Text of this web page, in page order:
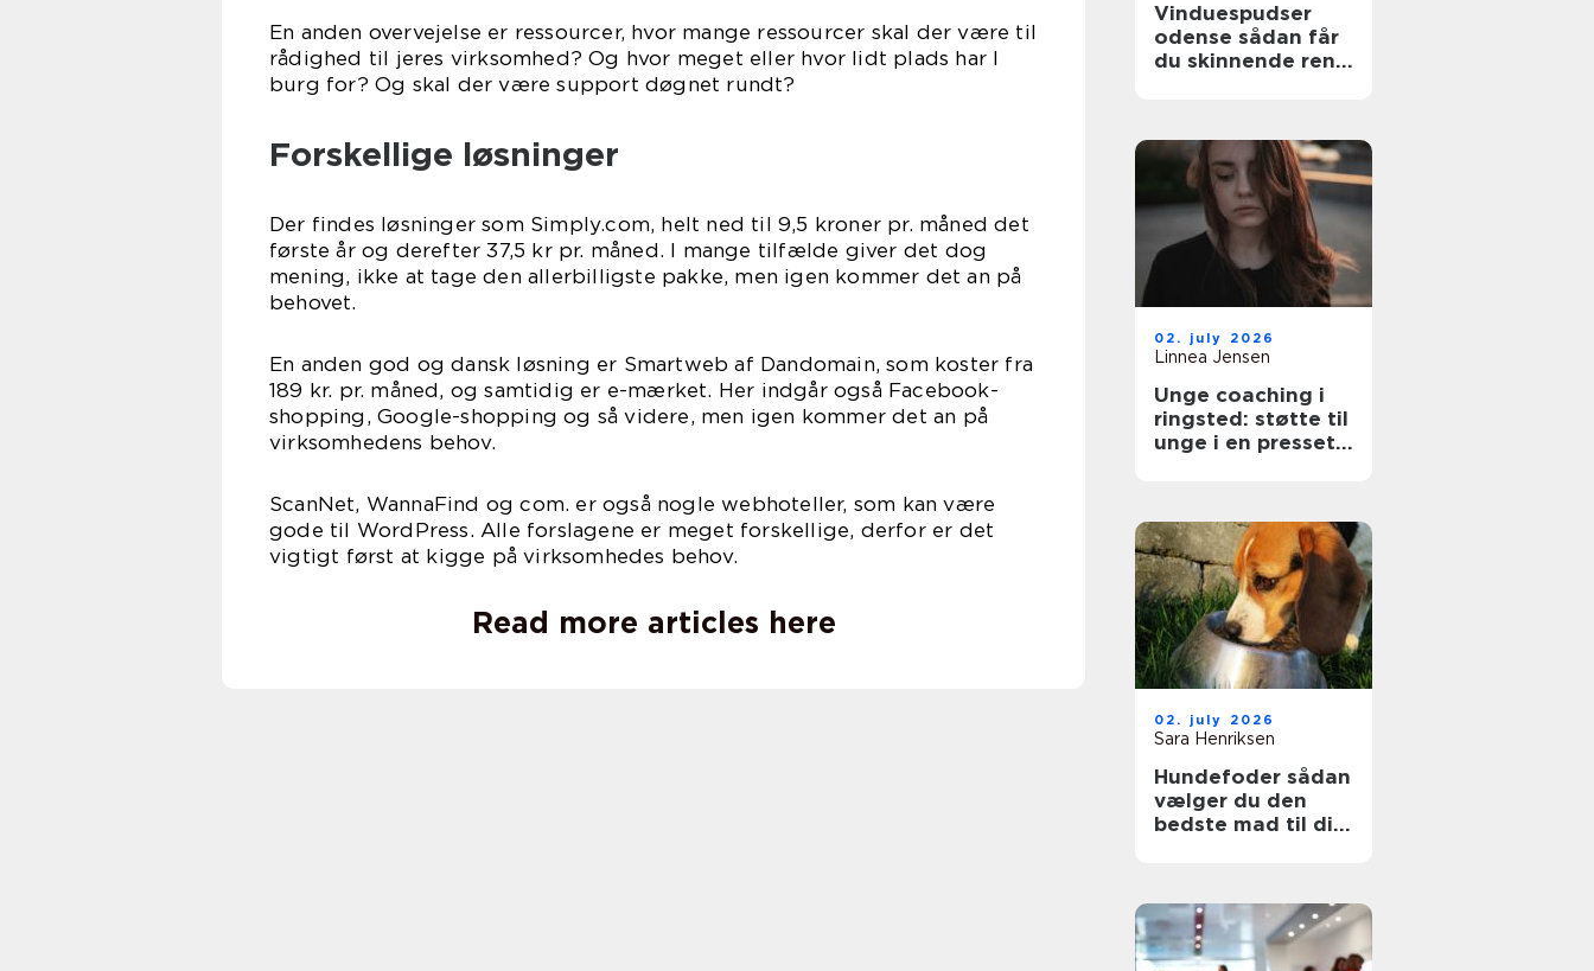
En anden overvejelse er ressourcer, hvor mange ressourcer skal der være til
rådighed til jeres virksomhed? Og hvor meget eller hvor lidt plads har I
burg for? Og skal der være support døgnet rundt?
Forskellige løsninger
Der findes løsninger som Simply.com, helt ned til 9,5 kroner pr. måned det
første år og derefter 37,5 kr pr. måned. I mange tilfælde giver det dog
mening, ikke at tage den allerbilligste pakke, men igen kommer det an på
behovet.
En anden god og dansk løsning er Smartweb af Dandomain, som koster fra
189 kr. pr. måned, og samtidig er e-mærket. Her indgår også Facebook-
shopping, Google-shopping og så videre, men igen kommer det an på
virksomhedens behov.
ScanNet, WannaFind og com. er også nogle webhoteller, som kan være
gode til WordPress. Alle forslagene er meget forskellige, derfor er det
vigtigt først at kigge på virksomhedes behov.
Read more articles here
Vinduespudser
odense sådan får
du skinnende rene
02. july 2026
Linnea Jensen
Unge coaching i
ringsted: støtte til
unge i en presset
02. july 2026
Sara Henriksen
Hundefoder sådan
vælger du den
bedste mad til din